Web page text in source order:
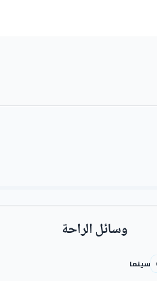
وسائل الراحة
سينما